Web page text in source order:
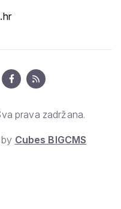
prava zadržana.
Cubes BIGCMS